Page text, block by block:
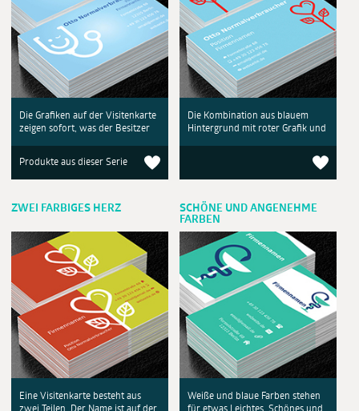
Die Grafiken auf der Visitenkarte
zeigen sofort, was der Besitzer
Produkte aus dieser Serie
Die Kombination aus blauem
Hintergrund mit roter Grafik und
ZWEI FARBIGES HERZ
Eine Visitenkarte besteht aus
SCHÖNE UND ANGENEHME
FARBEN
Weiße und blaue Farben stehen